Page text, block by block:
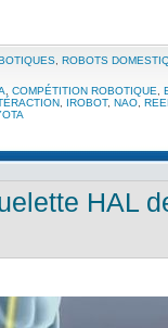
ROBOTS
COMPÉTITION ROBOTIQUE
IROBOT, NAO
HAL